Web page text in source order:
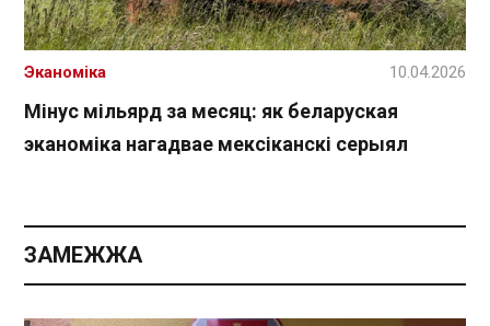
Мінус мільярд за месяц: як беларуская
эканоміка нагадвае мексіканскі серыял
Эканоміка 10.04.2026
ЗАМЕЖЖА